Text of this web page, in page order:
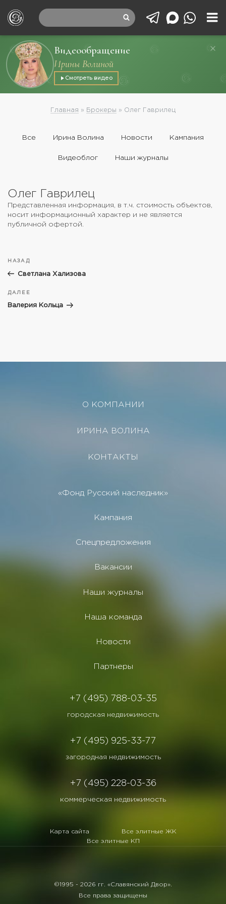
Видеообращение
Ирины Волиной
Смотреть видео
Главная » Брокеры » Олег Гаврилец
Все Ирина Волина Новости Кампания
Видеоблог Наши журналы
Олег Гаврилец
Представленная информация, в т.ч. стоимость объектов,
носит информационный характер и не является
публичной офертой.
НАЗАД
Светлана Хализова
ДАЛЕЕ
Валерия Кольца
О КОМПАНИИ
ИРИНА ВОЛИНА
КОНТАКТЫ
«Фонд Русский наследник»
Кампания
Спецпредложения
Вакансии
Наши журналы
Наша команда
Новости
Партнеры
+7 (495) 788-03-35
городская недвижимость
+7 (495) 925-33-77
загородная недвижимость
+7 (495) 228-03-36
коммерческая недвижимость
Карта сайта
Все элитные ЖК
Все элитные КП
©1995 - 2026 гг. «Славянский Двор».
Все права защищены